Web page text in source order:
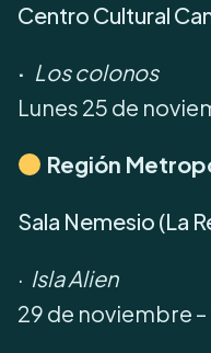
Centro Cultural
· Los colonos
Lunes 25 de
Región
Sala Nemesio (La
· Isla Alien
29 de noviembre –